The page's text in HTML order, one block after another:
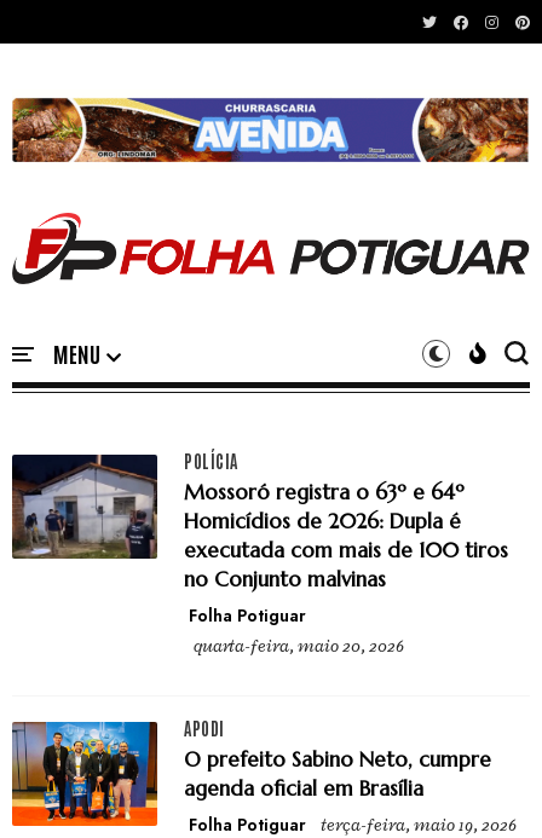
POLÍCIA
Mossoró registra o 63º e 64º
Homicídios de 2026: Dupla é
executada com mais de 100 tiros
no Conjunto malvinas
Folha Potiguar
quarta-feira, maio 20, 2026
APODI
O prefeito Sabino Neto, cumpre
agenda oficial em Brasília
Folha Potiguar terça-feira, maio 19, 2026